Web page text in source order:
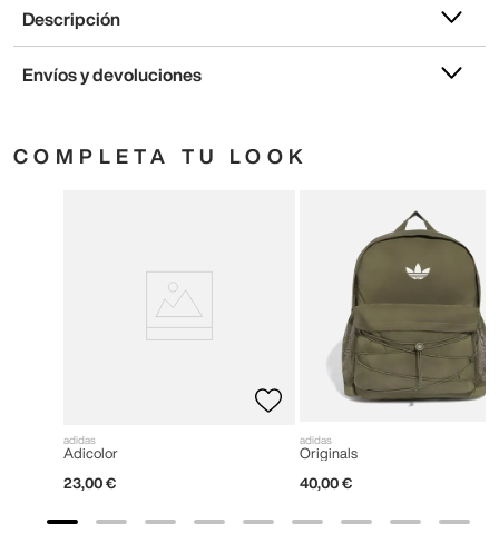
Descripción
Envíos y devoluciones
COMPLETA TU LOOK
adidas
Adicolor
23,00 €
adidas
Originals
40,00 €